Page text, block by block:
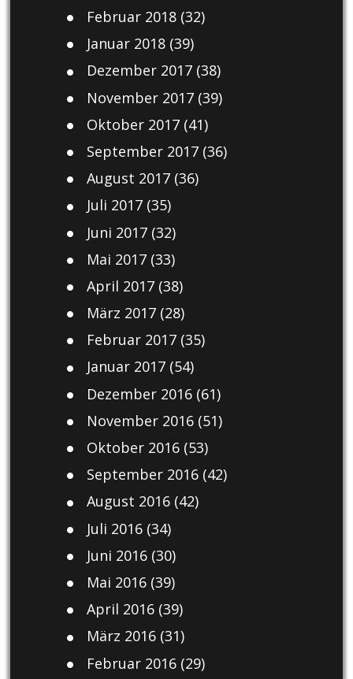
Februar 2018(32)
Januar 2018(39)
Dezember 2017(38)
November 2017(39)
Oktober 2017(41)
September 2017(36)
August 2017(36)
Juli 2017(35)
Juni 2017(32)
Mai 2017(33)
April 2017(38)
März 2017(28)
Februar 2017(35)
Januar 2017(54)
Dezember 2016(61)
November 2016(51)
Oktober 2016(53)
September 2016(42)
August 2016(42)
Juli 2016(34)
Juni 2016(30)
Mai 2016(39)
April 2016(39)
März 2016(31)
Februar 2016(29)